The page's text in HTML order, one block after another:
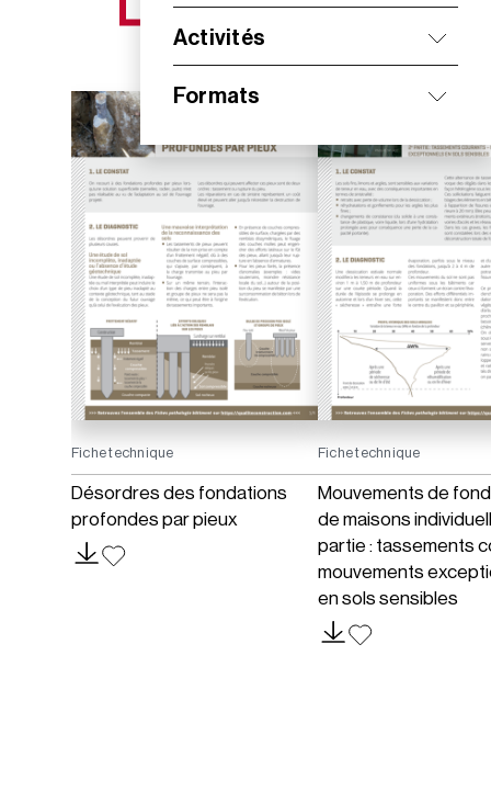
Activités
Formats
NOS NOUVEAUTÉS
Fiche technique
Désordres des fondations
profondes par pieux
Fiche technique
Mouvements de
de maisons
partie : tassements
mouvements
en sols sensibles